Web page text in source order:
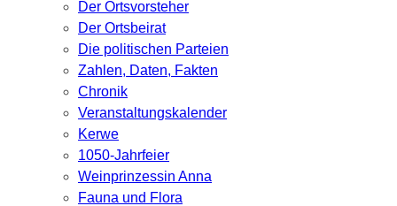
Der Ortsvorsteher
Der Ortsbeirat
Die politischen Parteien
Zahlen, Daten, Fakten
Chronik
Veranstaltungskalender
Kerwe
1050-Jahrfeier
Weinprinzessin Anna
Fauna und Flora